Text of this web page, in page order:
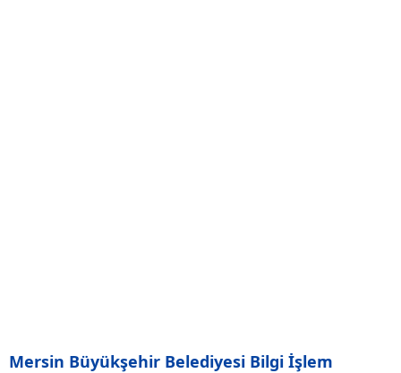
Mersin Büyükşehir Belediyesi Bilgi İşlem